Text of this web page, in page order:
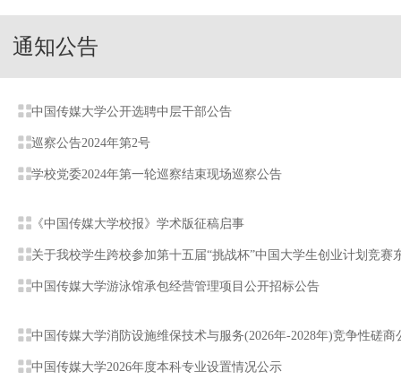
通知公告
中国传媒大学公开选聘中层干部公告
巡察公告2024年第2号
学校党委2024年第一轮巡察结束现场巡察公告
《中国传媒大学校报》学术版征稿启事
关于我校学生跨校参加第十五届“挑战杯”中国大学生创业计划竞
中国传媒大学游泳馆承包经营管理项目公开招标公告
中国传媒大学消防设施维保技术与服务(2026年-2028年)竞争性磋商
中国传媒大学2026年度本科专业设置情况公示